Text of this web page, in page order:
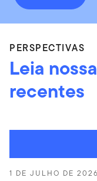
PERSPECTIVAS
Leia
recentes
1 DE JULHO DE 2026